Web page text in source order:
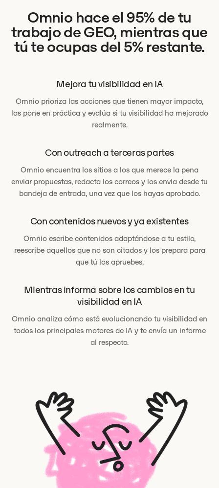
Omnio hace el 95% de tu
trabajo de GEO, mientras que
tú te ocupas del 5% restante.
Mejora tu visibilidad en IA
Omnio prioriza las acciones que tienen mayor impacto,
las pone en práctica y evalúa si tu visibilidad ha mejorado
realmente.
Con outreach a terceras partes
Omnio encuentra los sitios a los que merece la pena
enviar propuestas, redacta los correos y los envia desde tu
bandeja de entrada, una vez que los hayas aprobado.
Con contenidos nuevos y ya existentes
Omnio escribe contenidos adaptándose a tu estilo,
reescribe aquellos que no son citados y los prepara para
que tú los apruebes.
Mientras informa sobre los cambios en tu
visibilidad en IA
Omnio analiza cómo está evolucionando tu visibilidad en
todos los principales motores de IA y te envía un informe
al respecto.